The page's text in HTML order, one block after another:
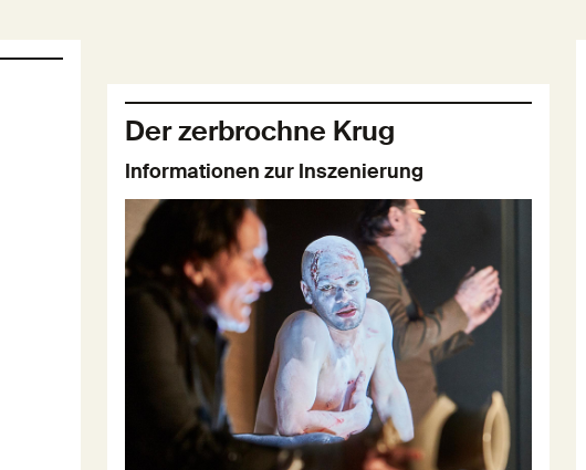
Der zerbrochne Krug
Informationen zur Inszenierung